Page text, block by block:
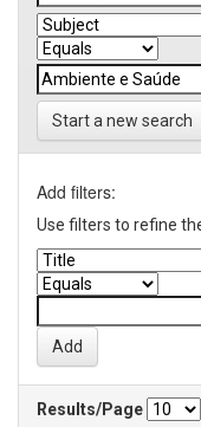
Start a new search
Add filters:
Use filters to refine
Results/Page